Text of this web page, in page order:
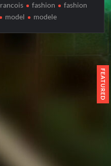
fashion
fashion
model modele
FEATURED